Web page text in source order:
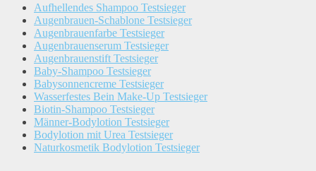
Aufhellendes Shampoo Testsieger
Augenbrauen-Schablone Testsieger
Augenbrauenfarbe Testsieger
Augenbrauenserum Testsieger
Augenbrauenstift Testsieger
Baby-Shampoo Testsieger
Babysonnencreme Testsieger
Wasserfestes Bein Make-Up Testsieger
Biotin-Shampoo Testsieger
Männer-Bodylotion Testsieger
Bodylotion mit Urea Testsieger
Naturkosmetik Bodylotion Testsieger